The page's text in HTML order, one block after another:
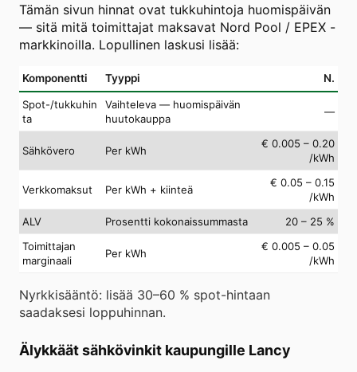
Tämän sivun hinnat ovat tukkuhintoja huomispäivän
— sitä mitä toimittajat maksavat Nord Pool / EPEX -
markkinoilla. Lopullinen laskusi lisää:
Komponentti Tyyppi N.
Spot-/tukkuhin
ta
Vaihteleva — huomispäivän
huutokauppa
—
Sähkövero Per kWh
€ 0.005 – 0.20
/kWh
Verkkomaksut Per kWh + kiinteä
€ 0.05 – 0.15
/kWh
ALV
Prosentti kokonaissummasta
20 – 25 %
Toimittajan
marginaali
Per kWh
€ 0.005 – 0.05
/kWh
Nyrkkisääntö: lisää 30–60 % spot-hintaan
saadaksesi loppuhinnan.
Älykkäät sähkövinkit kaupungille Lancy